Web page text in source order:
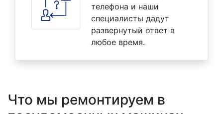
телефона и наши
специалисты дадут
развернутый ответ в
любое время.
Что мы ремонтируем в